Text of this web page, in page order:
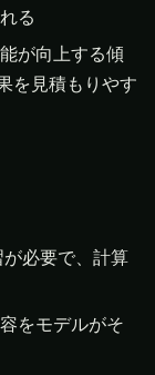
る
が向上する傾
を見積もりやす
必要で、計算
をモデルがそ